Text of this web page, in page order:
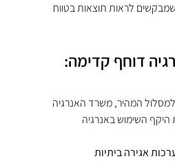
שמבקשים לראות תוצאות בטווח
דוחף קדימה:
המהיר, משרד האנרגיה
השימוש באנרגיה
אגירה ביתיות